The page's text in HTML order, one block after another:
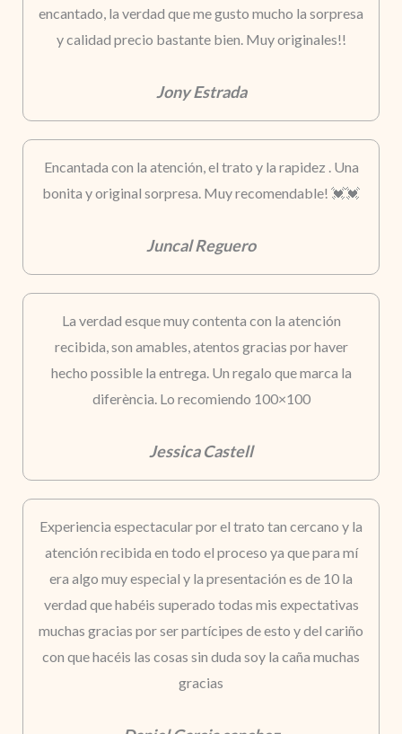
encantado, la verdad que me gusto mucho la sorpresa
y calidad precio bastante bien. Muy originales!!
Jony Estrada
Encantada con la atención, el trato y la rapidez . Una
bonita y original sorpresa. Muy recomendable! 💓💓
Juncal Reguero
La verdad esque muy contenta con la atención
recibida, son amables, atentos gracias por haver
hecho possible la entrega. Un regalo que marca la
diferència. Lo recomiendo 100×100
Jessica Castell
Experiencia espectacular por el trato tan cercano y la
atención recibida en todo el proceso ya que para mí
era algo muy especial y la presentación es de 10 la
verdad que habéis superado todas mis expectativas
muchas gracias por ser partícipes de esto y del cariño
con que hacéis las cosas sin duda soy la caña muchas
gracias